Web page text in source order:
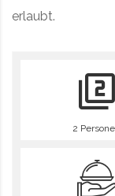
2
erlaubt.